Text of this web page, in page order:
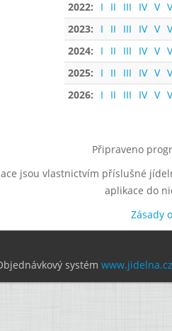
2022: I II III IV V
2023:
I II III IV V
2024:
I II III IV V
2025:
I II III IV V
2026:
I II III IV V
Připraveno
jsou vlastnictvím příslušné
aplikace do
Zásady
systém www.jidelna.cz